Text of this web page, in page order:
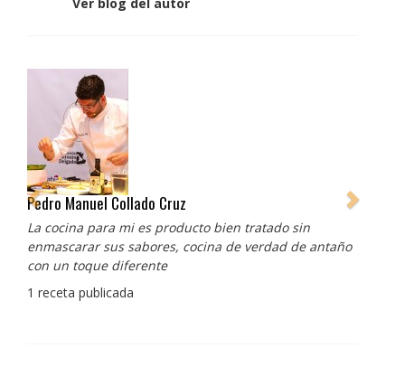
Pedro Manuel Collado Cruz
La cocina para mi es producto bien tratado sin
enmascarar sus sabores, cocina de verdad de antaño
con un toque diferente
1 receta publicada